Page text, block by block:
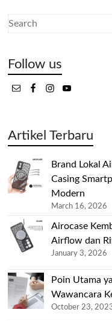
Follow us
Artikel Terbaru
Brand Lokal
Casing
Modern
March 16, 2026
Airocase
Airflow dan
January 3, 2026
Poin Utama
Wawancara
October 23,